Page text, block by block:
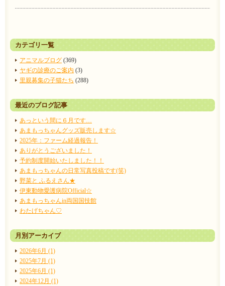
カテゴリ一覧
アニマルブログ (369)
ヤギの診療のご案内 (3)
里親募集の子猫たち (288)
最近のブログ記事
あっという間に６月です…
あまもっちゃんグッズ販売します☆
2025年：ファーム経過報告！
ありがとうございました！
予約制度開始いたしました！！
あまもっちゃんの日常写真投稿です(笑)
野菜と ふるえさん★
伊東動物愛護病院Official☆
あまもっちゃんin両国国技館
わたげちゃん♡
月別アーカイブ
2026年6月 (1)
2025年7月 (1)
2025年6月 (1)
2024年12月 (1)